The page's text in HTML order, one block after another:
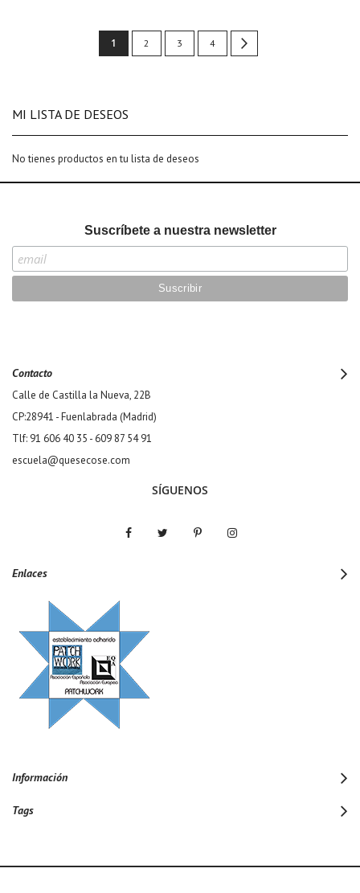
Page
You're
page
1 Page
2 Page
3 Page
4
MI LISTA DE DESEOS
No tienes productos en tu lista de deseos
Suscríbete a nuestra newsletter
Contacto
Calle de Castilla la Nueva, 22B
CP:28941 - Fuenlabrada (Madrid)
Tlf: 91 606 40 35 - 609 87 54 91
escuela@quesecose.com
SÍGUENOS
Enlaces
Información
Tags